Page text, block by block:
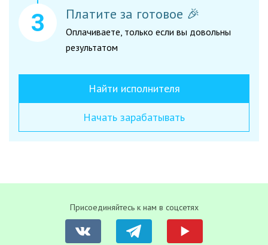
Платите за готовое 🎉
Оплачиваете, только если вы довольны
результатом
Найти исполнителя
Начать зарабатывать
Присоединяйтесь к нам в соцсетях